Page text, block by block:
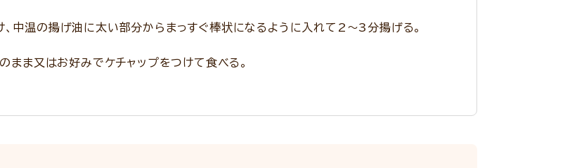
中温の揚げ油に太い部分からまっすぐ棒状になるように入れて2～3分揚げる。
まま又はお好みでケチャップをつけて食べる。